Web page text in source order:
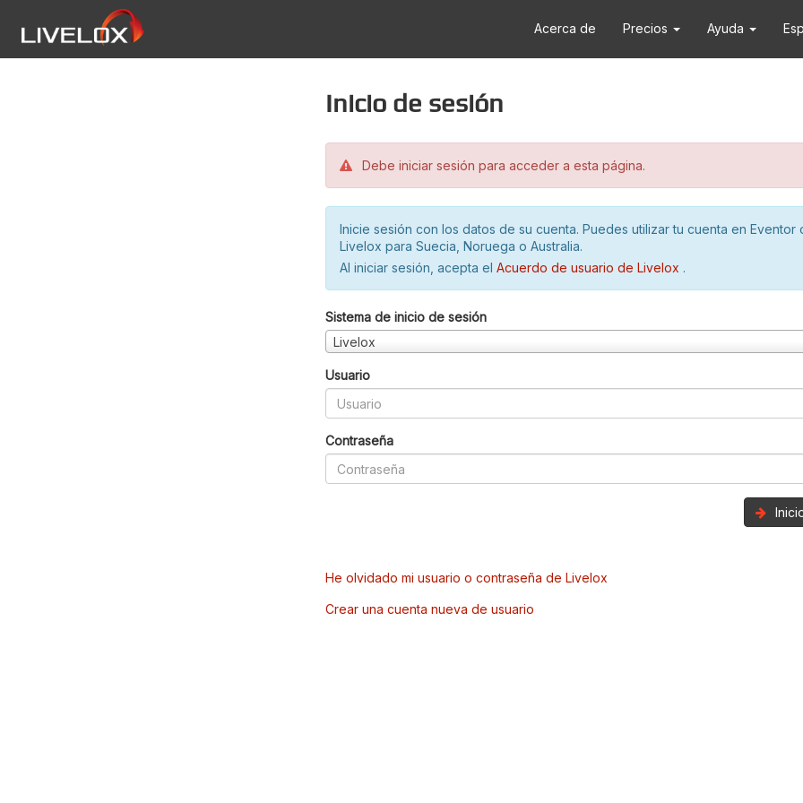
Acerca de Precios Ayuda
Inicio de sesión
Debe iniciar sesión para acceder a esta página.
Inicie sesión con los datos de su cuenta. Puedes utilizar tu cuenta en Eventor
Livelox para Suecia, Noruega o Australia.
Al iniciar sesión, acepta el Acuerdo de usuario de Livelox .
Sistema de inicio de sesión
Livelox
Usuario
Contraseña
He olvidado mi usuario o contraseña de Livelox
Crear una cuenta nueva de usuario